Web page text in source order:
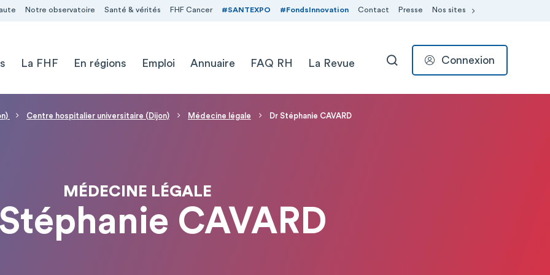
Notre observatoire Santé & vérités FHF Cancer #SANTEXPO #FondsInnovation Contact Presse Nos sites
La FHF En régions Emploi Annuaire FAQ RH La Revue RECHERCHER
Connexion
Centre hospitalier universitaire (Dijon) Médecine légale Dr Stéphanie CAVARD
MÉDECINE LÉGALE
CAVARD